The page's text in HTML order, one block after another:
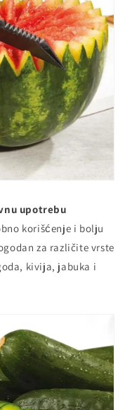
upotrebu
korišćenje i bolju
za različite vrste
kivija, jabuka i